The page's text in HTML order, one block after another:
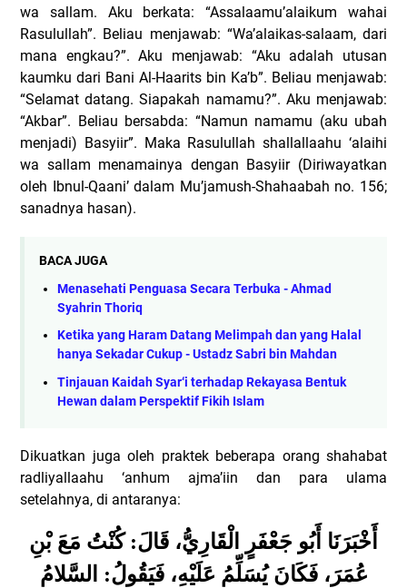
wa sallam. Aku berkata: “Assalaamu’alaikum wahai
Rasulullah”. Beliau menjawab: “Wa’alaikas-salaam, dari
mana engkau?”. Aku menjawab: “Aku adalah utusan
kaumku dari Bani Al-Haarits bin Ka’b”. Beliau menjawab:
“Selamat datang. Siapakah namamu?”. Aku menjawab:
“Akbar”. Beliau bersabda: “Namun namamu (aku ubah
menjadi) Basyiir”. Maka Rasulullah shallallaahu ‘alaihi
wa sallam menamainya dengan Basyiir (Diriwayatkan
oleh Ibnul-Qaani’ dalam Mu’jamush-Shahaabah no. 156;
sanadnya hasan).
BACA JUGA
Menasehati Penguasa Secara Terbuka - Ahmad
Syahrin Thoriq
Ketika yang Haram Datang Melimpah dan yang Halal
hanya Sekadar Cukup - Ustadz Sabri bin Mahdan
Tinjauan Kaidah Syar‘i terhadap Rekayasa Bentuk
Hewan dalam Perspektif Fikih Islam
Dikuatkan juga oleh praktek beberapa orang shahabat
radliyallaahu ‘anhum ajma’iin dan para ulama
setelahnya, di antaranya:
أَخْبَرَنَا أَبُو جَعْفَرٍ الْقَارِيُّ، قَالَ: كُنْتُ مَعَ بْنِ
عُمَرَ، فَكَانَ يُسَلِّمُ عَلَيْهِ، فَيَقُولُ: السَّلامُ